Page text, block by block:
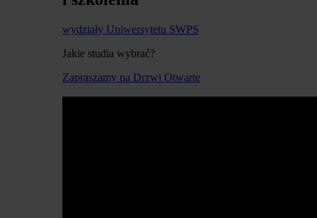
wydziały Uniwersytetu SWPS
Jakie studia wybrać?
Zapraszamy na Drzwi Otwarte